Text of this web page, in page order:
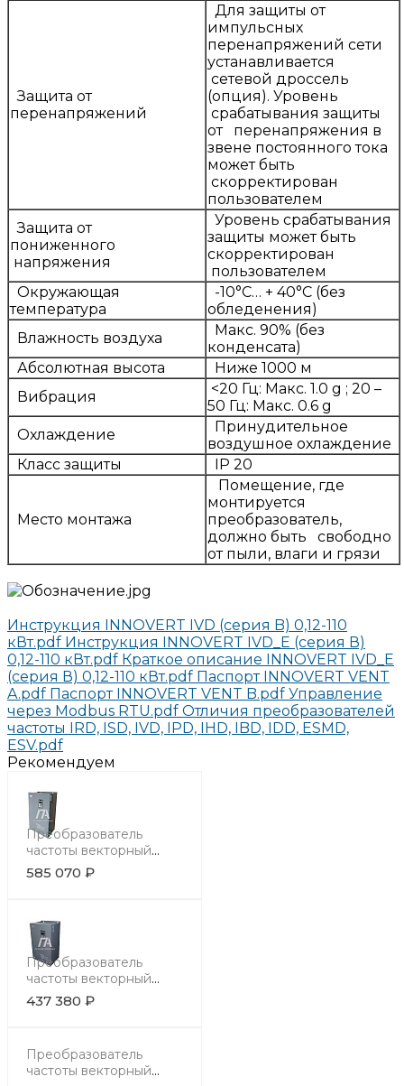
Защита от
перенапряжений
Для защиты от
импульсных
перенапряжений сети
устанавливается
сетевой дроссель
(опция). Уровень
срабатывания защиты
от перенапряжения в
звене постоянного тока
может быть
скорректирован
пользователем
Защита от
пониженного
напряжения
Уровень срабатывания
защиты может быть
скорректирован
пользователем
Окружающая
температура
-10°C… + 40°C (без
обледенения)
Влажность воздуха
Макс. 90% (без
конденсата)
Абсолютная высота
Ниже 1000 м
Вибрация
<20 Гц: Макс. 1.0 g ; 20 –
50 Гц: Макс. 0.6 g
Охлаждение
Принудительное
воздушное охлаждение
Класс защиты
IP 20
Место монтажа
Помещение, где
монтируется
преобразователь,
должно быть свободно
от пыли, влаги и грязи
Инструкция INNOVERT IVD (серия B) 0,12-110
кВт.pdf Инструкция INNOVERT IVD_E (серия В)
0,12-110 кВт.pdf Краткое описание INNOVERT IVD_E
(серия В) 0,12-110 кВт.pdf Паспорт INNOVERT VENT
A.pdf Паспорт INNOVERT VENT B.pdf Управление
через Modbus RTU.pdf Отличия преобразователей
частоты IRD, ISD, IVD, IPD, IHD, IBD, IDD, ESMD,
ESV.pdf
Рекомендуем
Преобразователь
частоты векторный
INNOVERT
ITD134U43B3 (132
плата конвертер NEF-
Profinet
585 070 ₽
Преобразователь
частоты векторный
INNOVERT
ITD114U43B3 (110
плата дополнительных
входов (3 дискретных) /
437 380 ₽
Преобразователь
частоты векторный